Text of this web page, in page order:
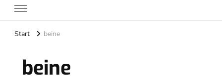
Start beine
beine